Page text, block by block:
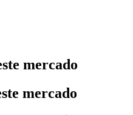
mercado
mercado